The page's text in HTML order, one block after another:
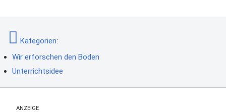
Kategorien:
Wir erforschen den Boden
Unterrichtsidee
ANZEIGE